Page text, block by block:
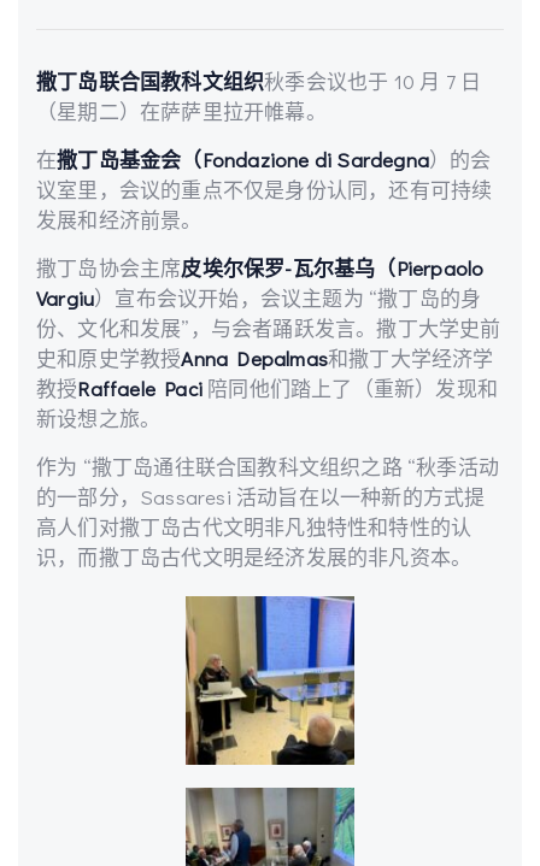
撒丁岛联合国教科文组织秋季会议也于 10 月 7 日
（星期二）在萨萨里拉开帷幕。
在撒丁岛基金会（Fondazione di Sardegna）的会
议室里，会议的重点不仅是身份认同，还有可持续
发展和经济前景。
撒丁岛协会主席皮埃尔保罗-瓦尔基乌（Pierpaolo
Vargiu）宣布会议开始，会议主题为 “撒丁岛的身
份、文化和发展”，与会者踊跃发言。撒丁大学史前
史和原史学教授Anna Depalmas和撒丁大学经济学
教授Raffaele Paci 陪同他们踏上了（重新）发现和
新设想之旅。
作为 “撒丁岛通往联合国教科文组织之路 “秋季活动
的一部分，Sassaresi 活动旨在以一种新的方式提
高人们对撒丁岛古代文明非凡独特性和特性的认
识，而撒丁岛古代文明是经济发展的非凡资本。